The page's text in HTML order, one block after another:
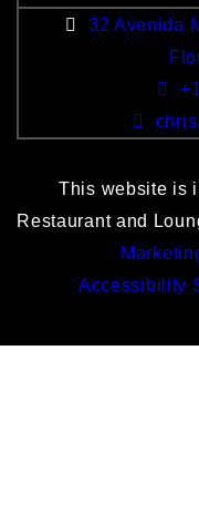
32 Avenida
This website is
Restaurant and
Accessibility